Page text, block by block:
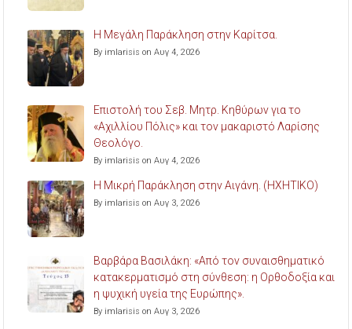
Η Μεγάλη Παράκληση στην Καρίτσα.
By imlarisis on Αυγ 4, 2026
Επιστολή του Σεβ. Μητρ. Κηθύρων για το
«Αχιλλίου Πόλις» και τον μακαριστό Λαρίσης
Θεολόγο.
By imlarisis on Αυγ 4, 2026
Η Μικρή Παράκληση στην Αιγάνη. (ΗΧΗΤΙΚΟ)
By imlarisis on Αυγ 3, 2026
Βαρβάρα Βασιλάκη: «Από τον συναισθηματικό
κατακερματισμό στη σύνθεση: η Ορθοδοξία και
η ψυχική υγεία της Ευρώπης».
By imlarisis on Αυγ 3, 2026